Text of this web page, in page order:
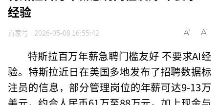
经验
百家号 2026-05-08 16:55:42
特斯拉百万年薪急聘门槛友好 不要求AI经
验。特斯拉近日在美国多地发布了招聘数据标
注员的信息，部分管理岗位的年薪可达9-13万